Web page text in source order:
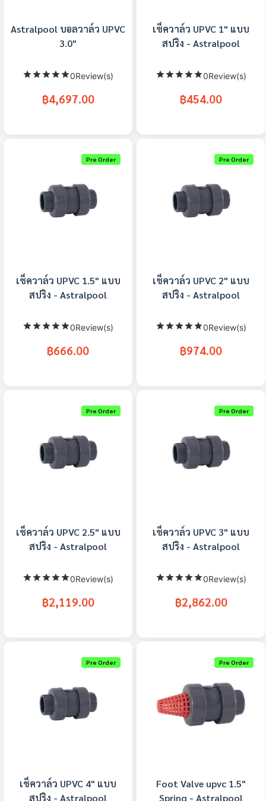
Astralpool บอลวาล์ว UPVC
3.0"
0Review(s)
฿4,697.00
เช็ควาล์ว UPVC 1" แบบ
สปริง - Astralpool
0Review(s)
฿454.00
Pre Order
เช็ควาล์ว UPVC 1.5" แบบ
สปริง - Astralpool
0Review(s)
฿666.00
Pre Order
เช็ควาล์ว UPVC 2" แบบ
สปริง - Astralpool
0Review(s)
฿974.00
Pre Order
เช็ควาล์ว UPVC 2.5" แบบ
สปริง - Astralpool
0Review(s)
฿2,119.00
Pre Order
เช็ควาล์ว UPVC 3" แบบ
สปริง - Astralpool
0Review(s)
฿2,862.00
Pre Order
เช็ควาล์ว UPVC 4" แบบ
สปริง - Astralpool
Pre Order
Foot Valve upvc 1.5"
Spring - Astralpool